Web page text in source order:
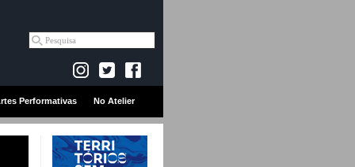
Performativas No Atelier